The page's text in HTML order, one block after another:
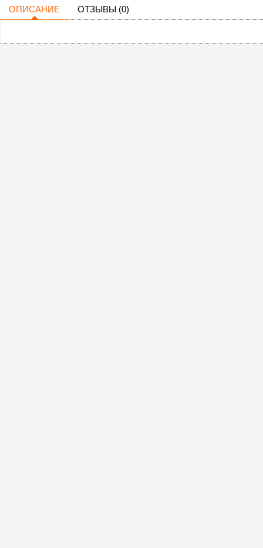
ОПИСАНИЕ ОТЗЫВЫ (0)